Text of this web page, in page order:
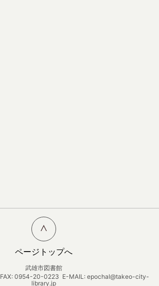
ページトップへ
武雄市図書館
FAX: 0954-20-0223 E-MAIL: epochal@takeo-city-
library.jp